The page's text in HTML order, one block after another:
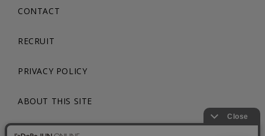
CONTACT
RECRUIT
PRIVACY POLICY
ABOUT THIS SITE